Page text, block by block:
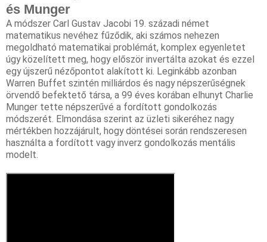
és Munger
A módszer Carl Gustav Jacobi 19. századi német
matematikus nevéhez fűződik, aki számos nehezen
megoldható matematikai problémát, komplex egyenletet
úgy közelített meg, hogy először invertálta azokat és ezzel
egy újszerű nézőpontot alakított ki. Leginkább azonban
Warren Buffet szintén milliárdos és nagy népszerűségnek
örvendő befektető társa, a 99 éves korában elhunyt Charlie
Munger tette népszerűvé a fordított gondolkozás
módszerét. Elmondása szerint az üzleti sikeréhez nagy
mértékben hozzájárult, hogy döntései során rendszeresen
használta a fordított vagy inverz gondolkozás mentális
modelt.